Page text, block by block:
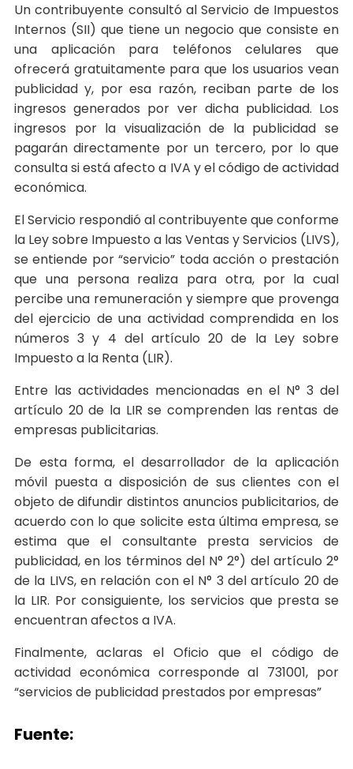
Un contribuyente consultó al Servicio de Impuestos
Internos (SII) que tiene un negocio que consiste en
una aplicación para teléfonos celulares que
ofrecerá gratuitamente para que los usuarios vean
publicidad y, por esa razón, reciban parte de los
ingresos generados por ver dicha publicidad. Los
ingresos por la visualización de la publicidad se
pagarán directamente por un tercero, por lo que
consulta si está afecto a IVA y el código de actividad
económica.
El Servicio respondió al contribuyente que conforme
la Ley sobre Impuesto a las Ventas y Servicios (LIVS),
se entiende por “servicio” toda acción o prestación
que una persona realiza para otra, por la cual
percibe una remuneración y siempre que provenga
del ejercicio de una actividad comprendida en los
números 3 y 4 del artículo 20 de la Ley sobre
Impuesto a la Renta (LIR).
Entre las actividades mencionadas en el N° 3 del
artículo 20 de la LIR se comprenden las rentas de
empresas publicitarias.
De esta forma, el desarrollador de la aplicación
móvil puesta a disposición de sus clientes con el
objeto de difundir distintos anuncios publicitarios, de
acuerdo con lo que solicite esta última empresa, se
estima que el consultante presta servicios de
publicidad, en los términos del N° 2°) del artículo 2°
de la LIVS, en relación con el N° 3 del artículo 20 de
la LIR. Por consiguiente, los servicios que presta se
encuentran afectos a IVA.
Finalmente, aclaras el Oficio que el código de
actividad económica corresponde al 731001, por
“servicios de publicidad prestados por empresas”
Fuente: